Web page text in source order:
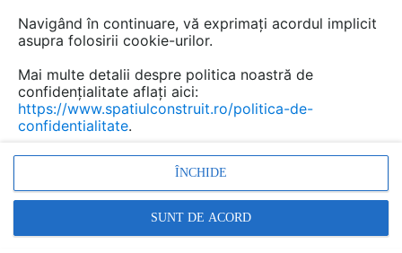
Modele de zidarie aparenta
Navigând în continuare, vă exprimați acordul implicit
asupra folosirii cookie-urilor.
Mai multe detalii despre politica noastră de
confidențialitate aflați aici:
https://www.spatiulconstruit.ro/politica-de-
confidentialitate.
ÎNCHIDE
SUNT DE ACORD